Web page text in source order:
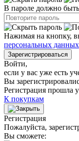
В пароле должно
Нажимая на кнопку,
персональных данных
Зарегистрироваться
Войти,
если у вас уже есть
Вы
Регистрация прошла
К покупкам
Регистрация
Пожалуйста,
Вы сможете: